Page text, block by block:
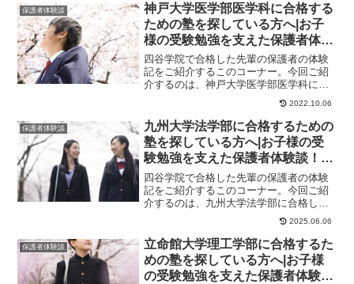
保護者体験談
神戸大学医学部医学科に合格する
ための塾を探している方へ|お子
様の受験勉強を支えた保護者体験
談！大学受験予備校四谷学院
四谷学院で合格した先輩の保護者の体験
記をご紹介するこのコーナー。今回ご紹
介するのは、神戸大学医学部医学科に合
格したくんのお母様のストーリーです。
2022.10.06
保護者体験談
九州大学法学部に合格するための
塾を探している方へ|お子様の受
験勉強を支えた保護者体験談！大
学受験予備校四谷学院
四谷学院で合格した先輩の保護者の体験
記をご紹介するこのコーナー。今回ご紹
介するのは、九州大学法学部に合格した
お子様を持つさんのお母様のストーリー
2025.06.06
保護者体験談
立命館大学理工学部に合格するた
めの塾を探している方へ|お子様
の受験勉強を支えた保護者体験